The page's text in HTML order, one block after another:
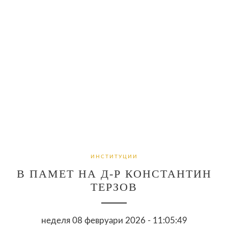
ИНСТИТУЦИИ
В ПАМЕТ НА Д-Р КОНСТАНТИН
ТЕРЗОВ
неделя 08 февруари 2026 - 11:05:49